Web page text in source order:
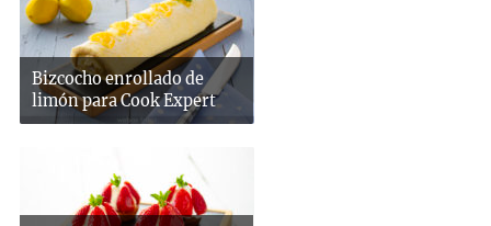
Bizcocho enrollado de
limón para Cook Expert